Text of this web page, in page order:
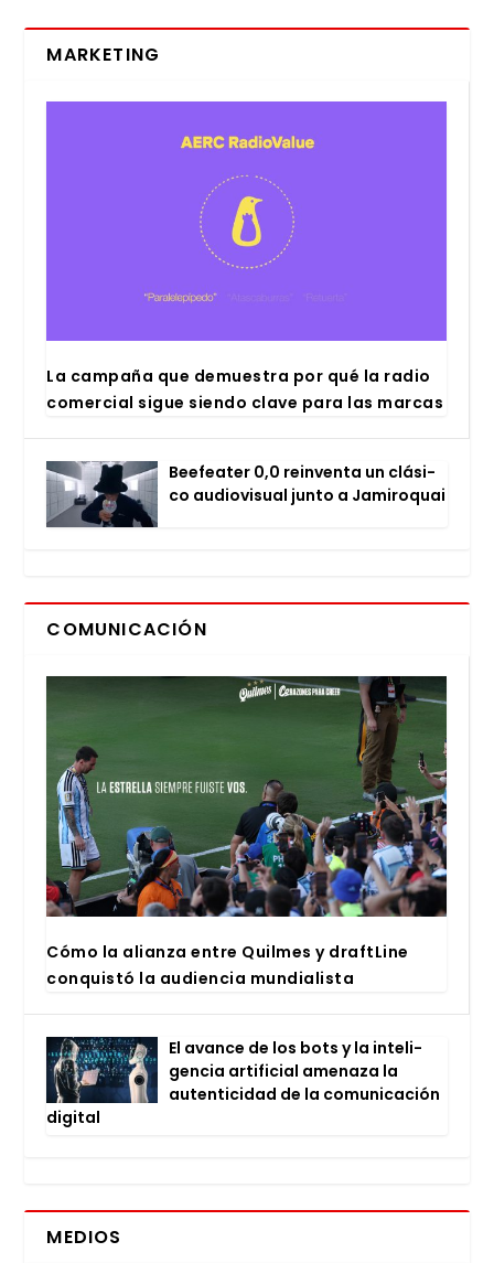
MARKETING
La cam­pa­ña que demues­tra por qué la radio
comer­cial sigue sien­do cla­ve para las mar­cas
Bee­fea­ter 0,0 rein­ven­ta un clá­si­
co audio­vi­sual jun­to a Jami­ro­quai
COMUNICACIÓN
Cómo la alian­za entre Quil­mes y draftLi­ne
con­quis­tó la audien­cia mun­dia­lis­ta
El avan­ce de los bots y la inte­li­
gen­cia arti­fi­cial ame­na­za la
auten­ti­ci­dad de la comu­ni­ca­ción
digi­tal
MEDIOS